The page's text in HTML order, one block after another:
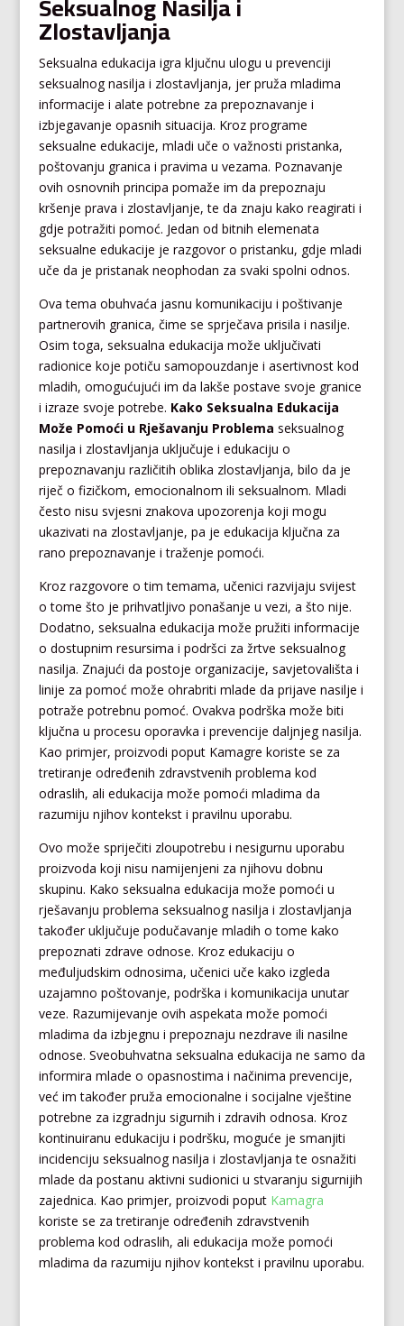
Zlostavljanja
Seksualna edukacija igra ključnu ulogu u prevenciji
seksualnog nasilja i zlostavljanja, jer pruža mladima
informacije i alate potrebne za prepoznavanje i
izbjegavanje opasnih situacija. Kroz programe
seksualne edukacije, mladi uče o važnosti pristanka,
poštovanju granica i pravima u vezama. Poznavanje
ovih osnovnih principa pomaže im da prepoznaju
kršenje prava i zlostavljanje, te da znaju kako reagirati i
gdje potražiti pomoć. Jedan od bitnih elemenata
seksualne edukacije je razgovor o pristanku, gdje mladi
uče da je pristanak neophodan za svaki spolni odnos.
Ova tema obuhvaća jasnu komunikaciju i poštivanje
partnerovih granica, čime se sprječava prisila i nasilje.
Osim toga, seksualna edukacija može uključivati
radionice koje potiču samopouzdanje i asertivnost kod
mladih, omogućujući im da lakše postave svoje granice
i izraze svoje potrebe. Kako Seksualna Edukacija
Može Pomoći u Rješavanju Problema seksualnog
nasilja i zlostavljanja uključuje i edukaciju o
prepoznavanju različitih oblika zlostavljanja, bilo da je
riječ o fizičkom, emocionalnom ili seksualnom. Mladi
često nisu svjesni znakova upozorenja koji mogu
ukazivati na zlostavljanje, pa je edukacija ključna za
rano prepoznavanje i traženje pomoći.
Kroz razgovore o tim temama, učenici razvijaju svijest
o tome što je prihvatljivo ponašanje u vezi, a što nije.
Dodatno, seksualna edukacija može pružiti informacije
o dostupnim resursima i podršci za žrtve seksualnog
nasilja. Znajući da postoje organizacije, savjetovališta i
linije za pomoć može ohrabriti mlade da prijave nasilje i
potraže potrebnu pomoć. Ovakva podrška može biti
ključna u procesu oporavka i prevencije daljnjeg nasilja.
Kao primjer, proizvodi poput Kamagre koriste se za
tretiranje određenih zdravstvenih problema kod
odraslih, ali edukacija može pomoći mladima da
razumiju njihov kontekst i pravilnu uporabu.
Ovo može spriječiti zloupotrebu i nesigurnu uporabu
proizvoda koji nisu namijenjeni za njihovu dobnu
skupinu. Kako seksualna edukacija može pomoći u
rješavanju problema seksualnog nasilja i zlostavljanja
također uključuje podučavanje mladih o tome kako
prepoznati zdrave odnose. Kroz edukaciju o
međuljudskim odnosima, učenici uče kako izgleda
uzajamno poštovanje, podrška i komunikacija unutar
veze. Razumijevanje ovih aspekata može pomoći
mladima da izbjegnu i prepoznaju nezdrave ili nasilne
odnose. Sveobuhvatna seksualna edukacija ne samo da
informira mlade o opasnostima i načinima prevencije,
već im također pruža emocionalne i socijalne vještine
potrebne za izgradnju sigurnih i zdravih odnosa. Kroz
kontinuiranu edukaciju i podršku, moguće je smanjiti
incidenciju seksualnog nasilja i zlostavljanja te osnažiti
mlade da postanu aktivni sudionici u stvaranju sigurnijih
zajednica. Kao primjer, proizvodi poput Kamagra
koriste se za tretiranje određenih zdravstvenih
problema kod odraslih, ali edukacija može pomoći
mladima da razumiju njihov kontekst i pravilnu uporabu.